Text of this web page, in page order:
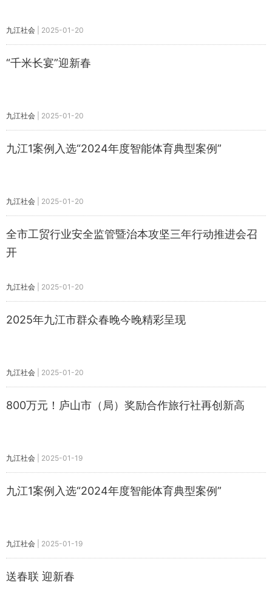
九江社会 2025-01-20
“千米长宴”迎新春
九江社会 2025-01-20
九江1案例入选“2024年度智能体育典型案例”
九江社会 2025-01-20
全市工贸行业安全监管暨治本攻坚三年行动推进会召
开
九江社会 2025-01-20
2025年九江市群众春晚今晚精彩呈现
九江社会 2025-01-20
800万元！庐山市（局）奖励合作旅行社再创新高
九江社会 2025-01-19
九江1案例入选“2024年度智能体育典型案例”
九江社会 2025-01-19
送春联 迎新春